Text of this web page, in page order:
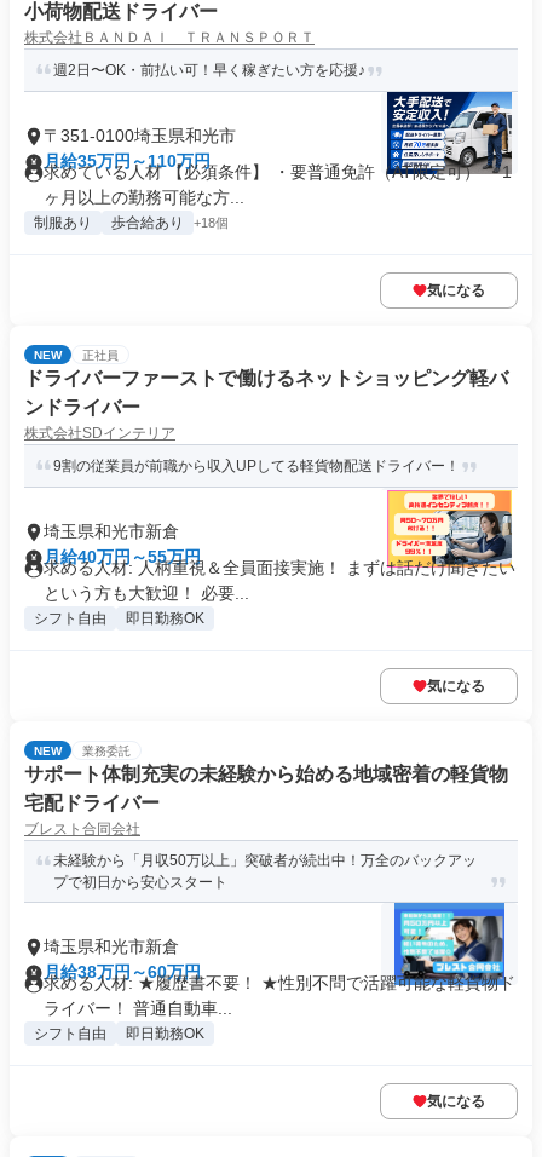
小荷物配送ドライバー
株式会社ＢＡＮＤＡＩ ＴＲＡＮＳＰＯＲＴ
週2日〜OK・前払い可！早く稼ぎたい方を応援♪
〒351-0100埼玉県和光市
月給35万円～110万円
求めている人材 【必須条件】 ・要普通免許（AT限定可） ・1
ヶ月以上の勤務可能な方...
制服あり 歩合給あり +18個
気になる
NEW 正社員
ドライバーファーストで働けるネットショッピング軽バ
ンドライバー
株式会社SDインテリア
9割の従業員が前職から収入UPしてる軽貨物配送ドライバー！
埼玉県和光市新倉
月給40万円～55万円
求める人材: 人柄重視＆全員面接実施！ まずは話だけ聞きたい
という方も大歓迎！ 必要...
シフト自由 即日勤務OK
気になる
NEW 業務委託
サポート体制充実の未経験から始める地域密着の軽貨物
宅配ドライバー
ブレスト合同会社
未経験から「月収50万以上」突破者が続出中！万全のバックアッ
プで初日から安心スタート
埼玉県和光市新倉
月給38万円～60万円
求める人材: ★履歴書不要！ ★性別不問で活躍可能な軽貨物ド
ライバー！ 普通自動車...
シフト自由 即日勤務OK
気になる